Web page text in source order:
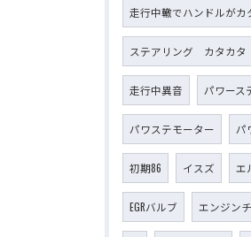
走行中轍でハンドルがカ
ステアリング カタカタ
走行中異音 パワース
パワステモーター パ
初期86 イスズ エ
EGRバルブ エンジン